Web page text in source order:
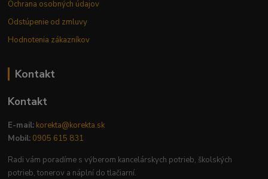
Ochrana osobných údajov
Odstúpenie od zmluvy
Hodnotenia zákazníkov
Kontakt
Kontakt
E-mail: korekta@korekta.sk
Mobil: 0905 615 831
Radi vám poradíme s výberom kancelárskych potrieb, školských
potrieb, tonerov a náplní do tlačiarní.